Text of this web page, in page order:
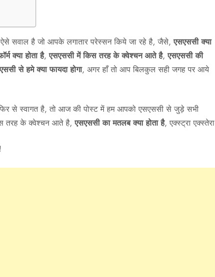
सवाल है जो आपके लगातार परेस्सन किये जा रहे है, जैसे,एसएससी क्या
क्या होता है,एसएससी में किस तरह के क्वेश्चन आते है,एसएससी की
से हमे क्या फायदा होगा, अगर हाँ तो आप बिलकुल सही जगह पर आये
से स्वागत है, तो आज की पोस्ट में हम आपको एसएससी से जुड़े सभी
तरह के क्वेश्चन आते है,एसएससी का मतलब क्या होता है, एक्स्ट्रा एक्स्तेरा